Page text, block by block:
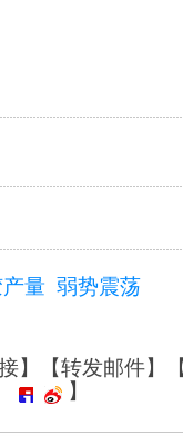
产量 弱势震荡
】【转发邮件】
】